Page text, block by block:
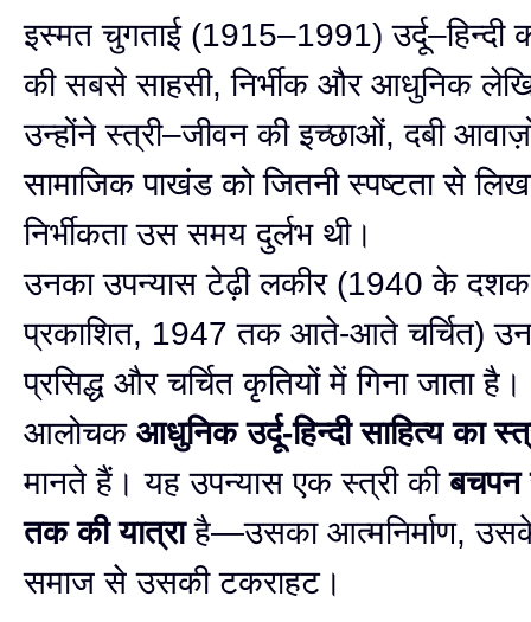
इस्मत चुगताई (1915–1991) उर्दू–हिन्दी
की सबसे साहसी, निर्भीक और आधुनिक
उन्होंने स्त्री–जीवन की इच्छाओं, दबी
सामाजिक पाखंड को जितनी स्पष्टता से
निर्भीकता उस समय दुर्लभ थी।
उनका उपन्यास टेढ़ी लकीर (1940 के
प्रकाशित, 1947 तक आते-आते चर्चित)
प्रसिद्ध और चर्चित कृतियों में गिना जाता
आलोचक आधुनिक उर्दू-हिन्दी साहित्य का
मानते हैं। यह उपन्यास एक स्त्री कीबचपन
तक की यात्राहै—उसका आत्मनिर्माण,
समाज से उसकी टकराहट।